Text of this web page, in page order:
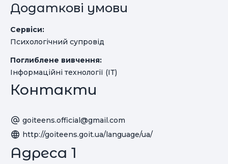
Додаткові умови
Сервіси:
Психологічний супровід
Поглиблене вивчення:
Інформаційні технології (ІТ)
Контакти
goiteens.official@gmail.com
http://goiteens.goit.ua/language/ua/
Адреса 1